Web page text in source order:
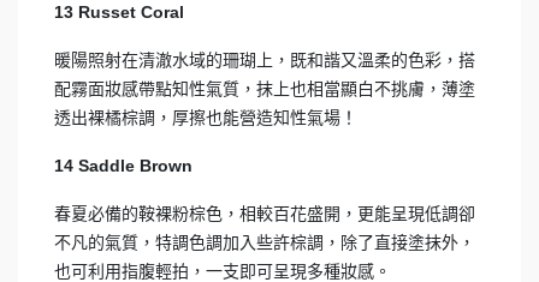
13 Russet Coral
暖陽照射在清澈水域的珊瑚上，既和諧又溫柔的色彩，搭
配霧面妝感帶點知性氣質，抹上也相當顯白不挑膚，薄塗
透出裸橘棕調，厚擦也能營造知性氣場！
14 Saddle Brown
春夏必備的鞍裸粉棕色，相較百花盛開，更能呈現低調卻
不凡的氣質，特調色調加入些許棕調，除了直接塗抹外，
也可利用指腹輕拍，一支即可呈現多種妝感。